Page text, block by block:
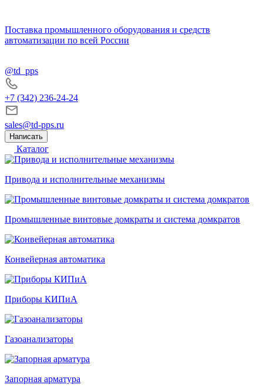
Поставка промышленного оборудования и средств
автоматизации по всей России
@td_pps
+7 (342) 236-24-24
sales@td-pps.ru
Написать
Каталог
Привода и исполнительные механизмы
Промышленные винтовые домкраты и система домкратов
Конвейерная автоматика
Приборы КИПиА
Газоанализаторы
Запорная арматура